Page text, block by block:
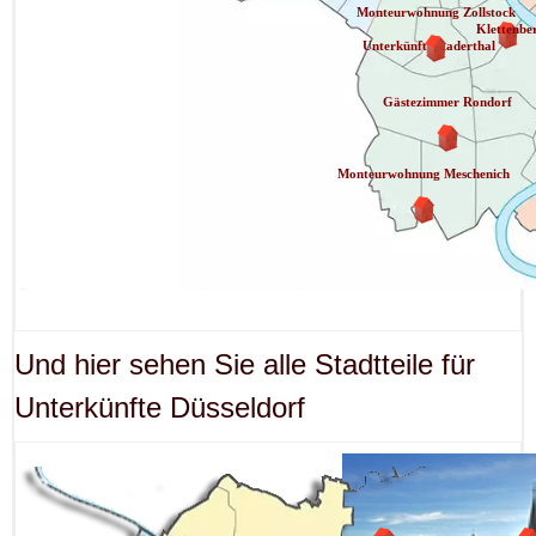
Monteurwohnung Meschenich
Gästezimmer Rondorf
Unterkünfte Raderthal
Monteurwohnung Zollstock
Und hier sehen Sie alle Stadtteile für
Unterkünfte Düsseldorf